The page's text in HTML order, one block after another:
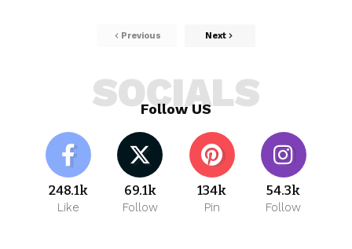
Previous Next
Follow US
SOCIALS
248.1k
Like
69.1k
Follow
134k
Pin
54.3k
Follow